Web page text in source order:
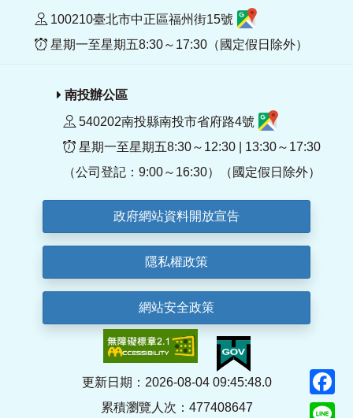
100210臺北市中正區福州街15號
星期一至星期五8:30～17:30（國定假日除外）
南投辦公區
540202南投縣南投市省府路4號
星期一至星期五8:30～12:30 | 13:30～17:30
（公司登記：9:00～16:30）（國定假日除外）
政府網站資料開放宣告
隱私權政策
網站安全政策
更新日期：2026-08-04 09:45:48.0
累積瀏覽人次：477408647